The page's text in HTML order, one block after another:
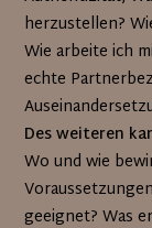
herzustellen?
Wie arbeite ich
echte
Des weiteren
Wo und wie
geeignet? Was